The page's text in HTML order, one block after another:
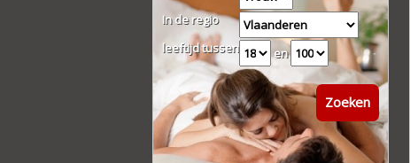
In de regio
leeftijd tussen
en
Zoeken